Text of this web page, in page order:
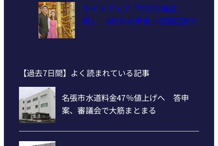
ライトアップ「竹灯り幽玄
祭」 8日から伊賀・旧崇広堂で
【過去7日間】よく読まれている記事